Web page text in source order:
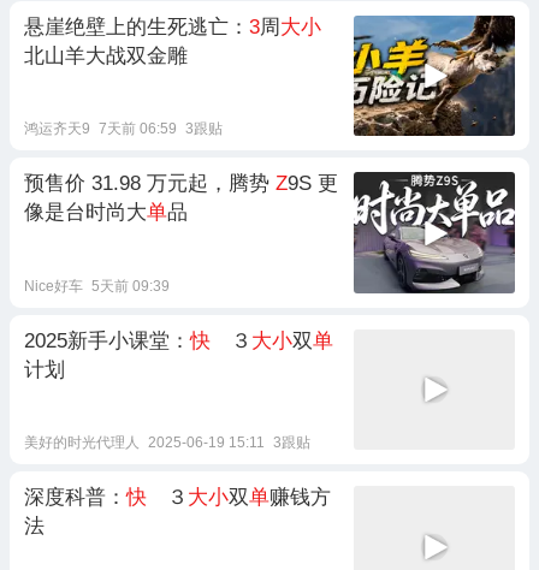
悬崖绝壁上的生死逃亡： 3周 大小
北山羊大战双金雕
鸿运齐天9 7天前 06:59 3跟贴
预售价 31.98 万元起，腾势 Z9S 更
像是台时尚大单品
Nice好车 5天前 09:39
2025新手小课堂：快 ３ 大小双单
计划
美好的时光代理人 2025-06-19 15:11 3跟贴
深度科普：快 ３ 大小双单赚钱方
法